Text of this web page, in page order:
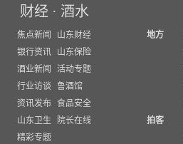
财经 · 酒水
焦点新闻
山东财经
银行资讯
山东保险
酒业新闻
活动专题
行业访谈
鲁酒馆
资讯发布 食品安全
山东卫生
院长在线
精彩专题
地方
拍客